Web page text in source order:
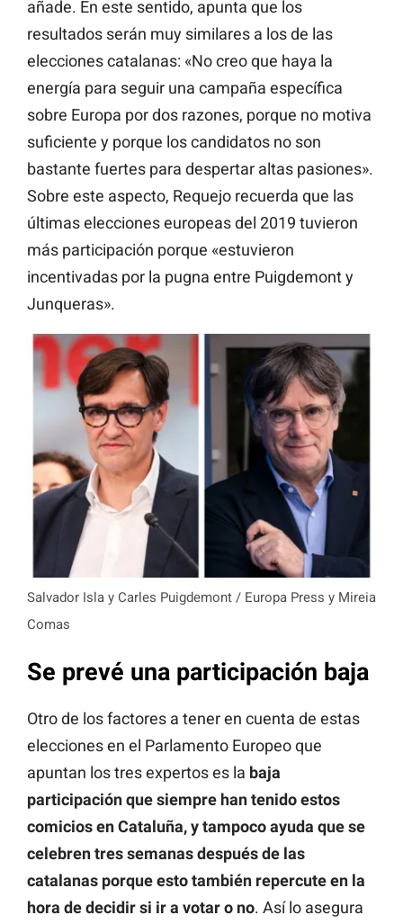
añade. En este sentido, apunta que los
resultados serán muy similares a los de las
elecciones catalanas: «No creo que haya la
energía para seguir una campaña específica
sobre Europa por dos razones, porque no motiva
suficiente y porque los candidatos no son
bastante fuertes para despertar altas pasiones».
Sobre este aspecto, Requejo recuerda que las
últimas elecciones europeas del 2019 tuvieron
más participación porque «estuvieron
incentivadas por la pugna entre Puigdemont y
Junqueras».
Salvador Isla y Carles Puigdemont / Europa Press y Mireia
Comas
Se prevé una participación baja
Otro de los factores a tener en cuenta de estas
elecciones en el Parlamento Europeo que
apuntan los tres expertos es la baja
participación que siempre han tenido estos
comicios en Cataluña, y tampoco ayuda que se
celebren tres semanas después de las
catalanas porque esto también repercute en la
hora de decidir si ir a votar o no. Así lo asegura